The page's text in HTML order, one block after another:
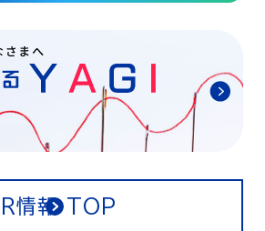
IR情報 TOP